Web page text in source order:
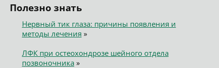
Полезно знать
Нервный тик глаза: причины появления и
методы лечения »
ЛФК при остеохондрозе шейного отдела
позвоночника»